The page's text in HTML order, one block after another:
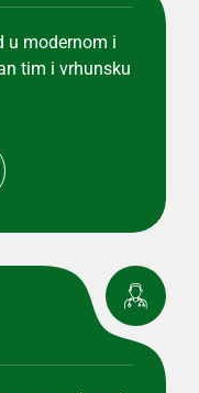
u modernom i
tim i vrhunsku